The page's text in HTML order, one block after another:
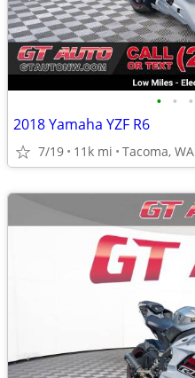
• • •
2018 Yamaha YZF R6
7/19 11k mi Tacoma, WA